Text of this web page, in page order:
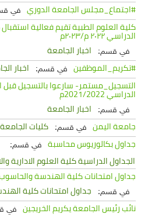
#اجتماع_مجلس الجامعة الدوري
في
كلية العلوم الطبية تقيم فعالية
الدراسي ٢٠٢٢ م/٢٠٢٣م
في قسم:
اخبار الجامعة
#تكريم_الموظفين
في قسم:
اخبار
التسجيل_مستمر- سارعوا بالتسجيل قبل
الدراسي 2021/2022م
في قسم:
اخبار الجامعة
جامعة اليمن
في قسم:
كليات الجامعة
جداول بكالوريوس محاسبة
في قسم:
الجداول الدراسية كلية العلوم الادارية
جداول امتحانات كلية الهندسة والحاسوب الفصل
في قسم:
جداول امتحانات كلية
نائب رئيس الجامعة يكريم الخريجين
في